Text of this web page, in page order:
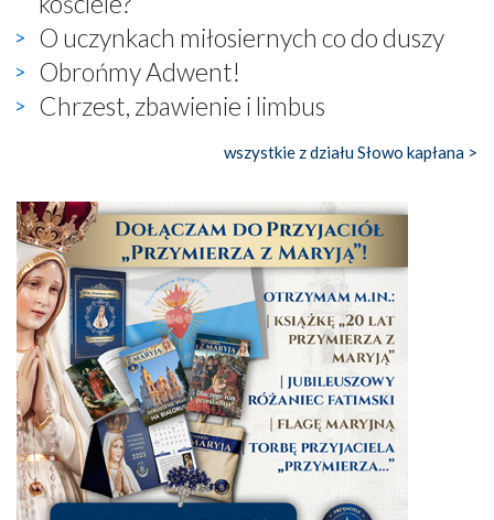
O uczynkach miłosiernych co do duszy
Obrońmy Adwent!
Chrzest, zbawienie i limbus
wszystkie z działu Słowo kapłana >